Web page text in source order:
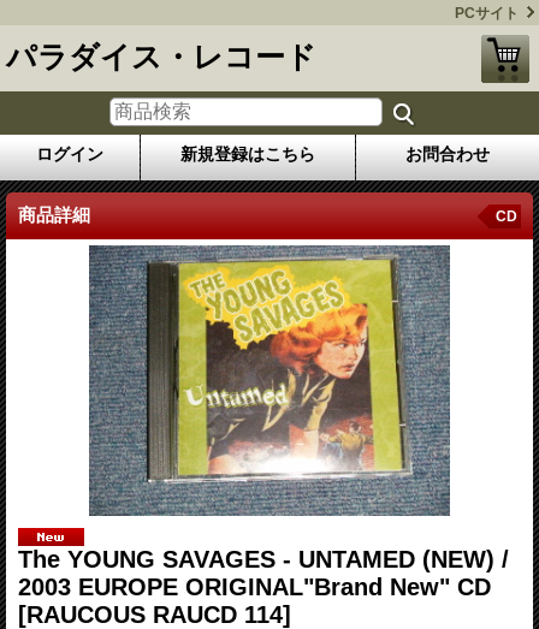
PCサイト
パラダイス・レコード
ログイン 新規登録はこちら お問合わせ
商品詳細 CD
The YOUNG SAVAGES - UNTAMED (NEW) /
2003 EUROPE ORIGINAL"Brand New" CD
[RAUCOUS RAUCD 114]